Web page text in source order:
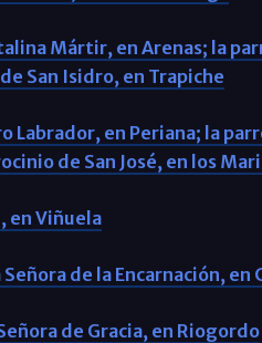
Mártir, en Arenas; la
San Isidro, en Trapiche
Labrador, en Periana; la
de San José, en los
en Viñuela
de la Encarnación, en
de Gracia, en Riogordo